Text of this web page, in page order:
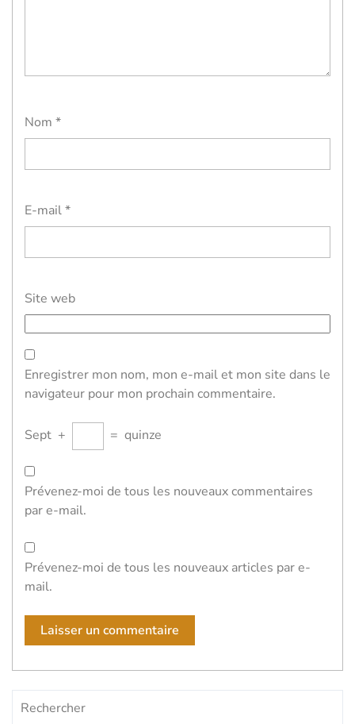
Nom *
E-mail*
Site web
Enregistrer mon nom, mon e-mail et mon site dans le
navigateur pour mon prochain commentaire.
Sept + = quinze
Prévenez-moi de tous les nouveaux commentaires
par e-mail.
Prévenez-moi de tous les nouveaux articles par e-
mail.
Rechercher